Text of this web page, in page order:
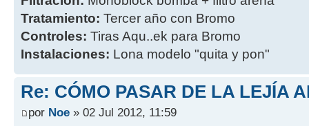
Tratamiento: Tercer año con Bromo
Controles: Tiras Aqu..ek para Bromo
Instalaciones: Lona modelo "quita y pon"
Re: CÓMO PASAR DE LA LEJÍA
por Noe » 02 Jul 2012, 11:59